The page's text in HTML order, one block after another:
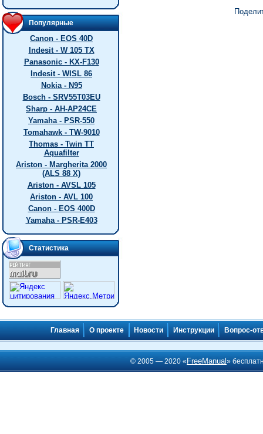
Популярные
Canon - EOS 40D
Indesit - W 105 TX
Panasonic - KX-F130
Indesit - WISL 86
Nokia - N95
Bosch - SRV55T03EU
Sharp - AH-AP24CE
Yamaha - PSR-550
Tomahawk - TW-9010
Thomas - Twin TT
Aquafilter
Ariston - Margherita 2000
(ALS 88 X)
Ariston - AVSL 105
Ariston - AVL 100
Canon - EOS 400D
Yamaha - PSR-E403
Статистика
Главная О проекте Новости Инструкции Вопрос-
© 2005 — 2020 « FreeManual»